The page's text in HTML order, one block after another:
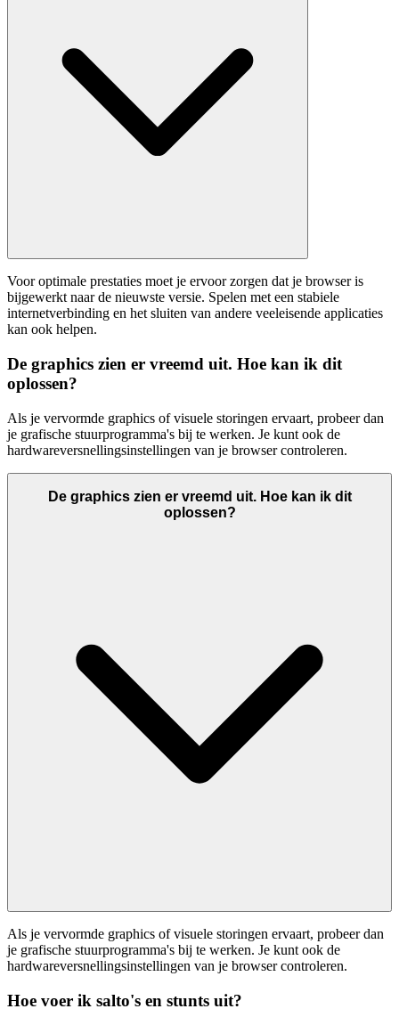
Voor optimale prestaties moet je ervoor zorgen dat je browser is
bijgewerkt naar de nieuwste versie. Spelen met een stabiele
internetverbinding en het sluiten van andere veeleisende applicaties
kan ook helpen.
De graphics zien er vreemd uit. Hoe kan ik dit
oplossen?
Als je vervormde graphics of visuele storingen ervaart, probeer dan
je grafische stuurprogramma's bij te werken. Je kunt ook de
hardwareversnellingsinstellingen van je browser controleren.
De graphics zien er vreemd uit. Hoe kan ik dit
oplossen?
Als je vervormde graphics of visuele storingen ervaart, probeer dan
je grafische stuurprogramma's bij te werken. Je kunt ook de
hardwareversnellingsinstellingen van je browser controleren.
Hoe voer ik salto's en stunts uit?